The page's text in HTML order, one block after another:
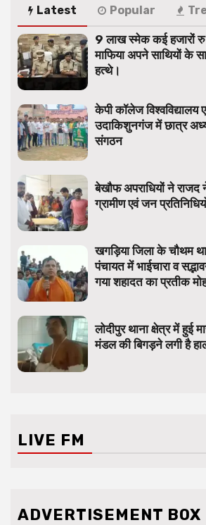
Latest Popular
9 लाख स्मेक कई हजारों रु
माफिया अपने साथियों के
हत्थे।
केपी कॉलेज विश्वविद्यालय
उदाकिशुनगंज में छात्र
संगठन
बेखौफ अपराधियों ने राजद
ग्रामीण एवं जन
खगड़िया जिला के चौथम
पंचायत में भाईचारा व
गया शहादत का प्रतीक
लोदीपुर थाना क्षेत्र में हुई
मंडल की बिगड़ने लगी है
LIVE FM
ADVERTISEMENT BOX